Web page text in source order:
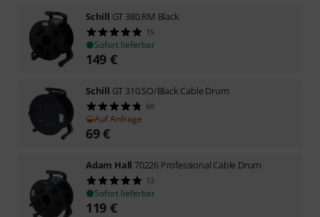
Schill GT 380.RM Black
15
Sofort lieferbar
149 €
Schill GT 310.SO/Black Cable Drum
60
Auf Anfrage
69€
Adam Hall 70226 Professional Cable Drum
13
Sofort lieferbar
119 €